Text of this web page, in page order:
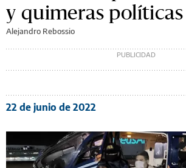
y quimeras políticas
Alejandro Rebossio
22 de junio de 2022